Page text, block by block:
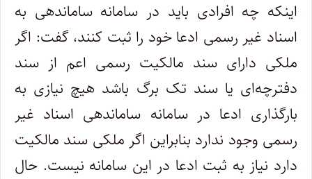
اینکه چه افرادی باید در سامانه ساماندهی به
اسناد غیر رسمی ادعا خود را ثبت کنند، گفت: اگر
ملکی دارای سند مالکیت رسمی اعم از سند
دفترچه‌ای یا سند تک برگ باشد هیچ نیازی به
بارگذاری ادعا در سامانه ساماندهی اسناد غیر
رسمی وجود ندارد بنابراین اگر ملکی سند مالکیت
دارد نیاز به ثبت ادعا در این سامانه نیست. حال